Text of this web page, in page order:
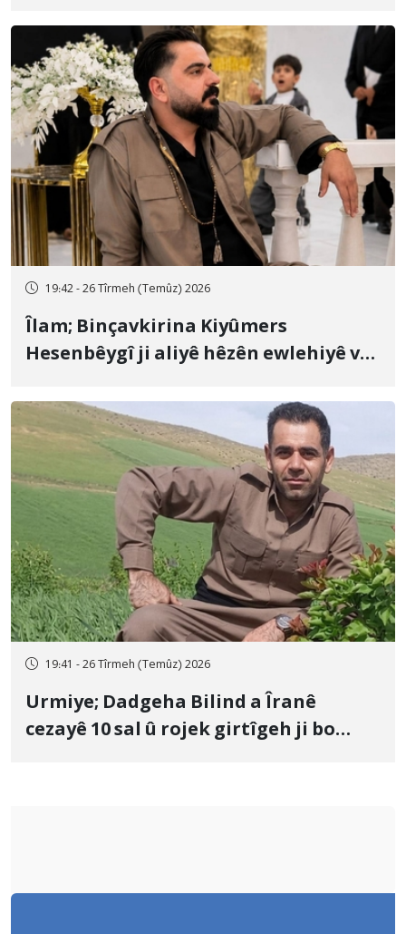
19:42 - 26 Tîrmeh (Temûz) 2026
Îlam; Binçavkirina Kiyûmers
Hesenbêygî ji aliyê hêzên ewlehiyê ve
19:41 - 26 Tîrmeh (Temûz) 2026
Urmiye; Dadgeha Bilind a Îranê
cezayê 10 sal û rojek girtîgeh ji bo